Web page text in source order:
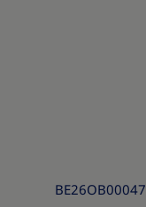
BE26OB00047